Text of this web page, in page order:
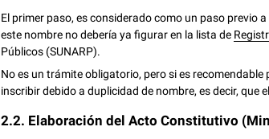
El primer paso, es considerado como un paso previo
este nombre no debería ya figurar en la lista de
Públicos (SUNARP).
No es un trámite obligatorio, pero si es
inscribir debido a duplicidad de nombre, es decir, que
2.2. Elaboración del Acto Constitutivo